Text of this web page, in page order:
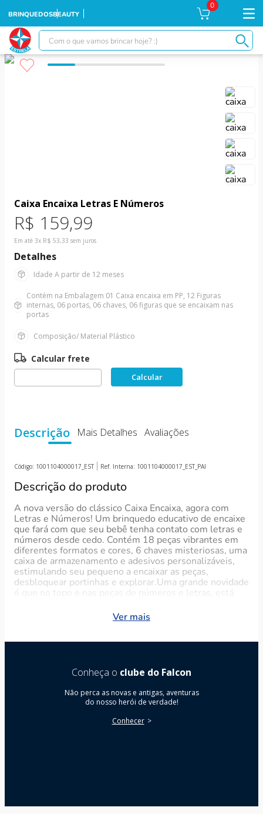
BRINQUEDOSBEAUTY
0
Com o que vamos brincar hoje? :)
Caixa Encaixa Letras E Números
R$ 159,99
Em até 3x R$ 53,33 sem juros
Detalhes
Idade A partir de 12 meses
Contém na Embalagem 01 Caixa encaixa em PP, 12 Figuras
internas, 06 portas, 06 chaves, 06 figuras que se encaixam nas
portas
Composição/ Material Plástico
Descrição Mais Detalhes Avaliações
Código: 1001104000017_EST Ref. Interna: 1001104000017_EST_PAI
Descrição do produto
A nova versão do clássico Caixa Encaixa, agora com
Letras e Números! Um brinquedo educativo de encaixe
que fará com que seu bebê tenha contato com letras e
números desde cedo. Contém 18 peças vibrantes em
diferentes formatos e cores, 6 chaves misteriosas, uma
caixa de armazenamento e adesivos personalizáveis,
estimulando seu pequeno a encaixar as peças,
desbloquear portinhas e explorar.Uma grande novidade
é que no topo e nas peças de números e letras, está
crianças com deficiência visual se divertam com o
brinquedo. Indicado para crianças a partir de 1 ano, é
Cada componente do conjunto foi projetado com ênfase
muitas horas de brincadeira!
Ver mais
Conheça o clube do Falcon
Não perca as novas e antigas, aventuras
do nosso herói de verdade!
Conhecer
TERMOS MAIS BUSCADOS
7º
boneca xuxa